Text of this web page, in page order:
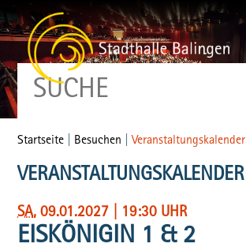
Startseite Besuchen |Veranstaltungskalender
VERANSTALTUNGSKALENDER
SA, 09.01.2027 19:30 UHR
EISKÖNIGIN 1 & 2